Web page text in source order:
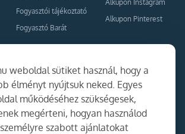
weboldal sütiket használ, hogy a
élményt nyújtsuk neked. Egyes
működéséhez szükségesek,
megérteni, hogyan használod
szabott ajánlatokat
Fogyasztói tájékoztató
Fogyasztó Barát
Alkupon Instagram
Alkupon Pinterest
Együttműködés
Kapcsolat
Ajánlj nekünk!
Partner Belépés